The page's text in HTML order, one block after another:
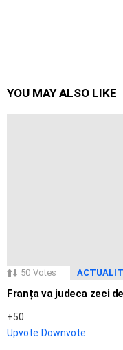
YOU MAY ALSO LIKE
50 Votes
Franța va judeca zeci
50
Upvote Downvote